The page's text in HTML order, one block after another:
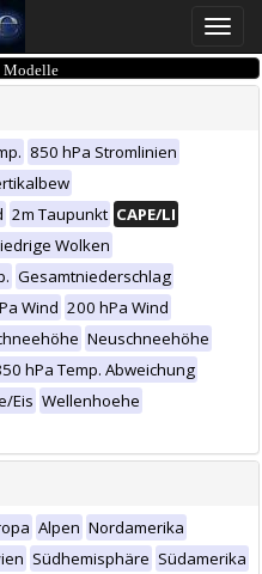
Toggle
850 hPa Stromlinien
2m Taupunkt CAPE/LI
Wolken
Gesamtniederschlag
Wind 200 hPa Wind
Neuschneehöhe
hPa Temp. Abweichung
Eis Wellenhoehe
Alpen Nordamerika
Südhemisphäre Südamerika